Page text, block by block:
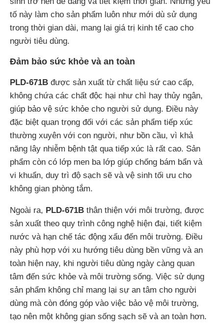
tố này làm cho sản phẩm luôn như mới dù sử dụng
trong thời gian dài, mang lại giá trị kinh tế cao cho
người tiêu dùng.
Đảm bảo sức khỏe và an toàn
PLD-671B được sản xuất từ chất liệu sứ cao cấp,
không chứa các chất độc hại như chì hay thủy ngân,
giúp bảo vệ sức khỏe cho người sử dụng. Điều này
đặc biệt quan trọng đối với các sản phẩm tiếp xúc
thường xuyên với con người, như bồn cầu, vì khả
năng lây nhiễm bệnh tật qua tiếp xúc là rất cao. Sản
phẩm còn có lớp men ba lớp giúp chống bám bẩn và
vi khuẩn, duy trì độ sạch sẽ và vệ sinh tối ưu cho
không gian phòng tắm.
Ngoài ra, PLD-671B thân thiện với môi trường, được
sản xuất theo quy trình công nghệ hiện đại, tiết kiệm
nước và hạn chế tác động xấu đến môi trường. Điều
này phù hợp với xu hướng tiêu dùng bền vững và an
toàn hiện nay, khi người tiêu dùng ngày càng quan
tâm đến sức khỏe và môi trường sống. Việc sử dụng
sản phẩm không chỉ mang lại sự an tâm cho người
dùng mà còn đóng góp vào việc bảo vệ môi trường,
tạo nên một không gian sống sạch sẽ và an toàn hơn.